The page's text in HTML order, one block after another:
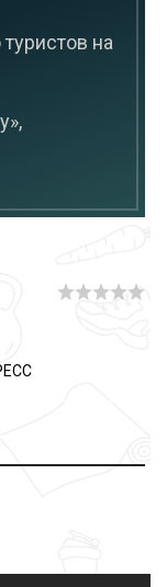
на